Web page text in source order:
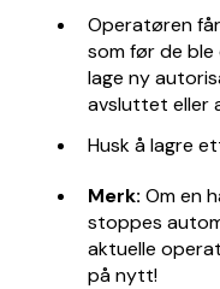
Operatøren
som før de
lage ny
avsluttet eller
Husk å lagre
Merk: Om en
stoppes
aktuelle
på nytt!